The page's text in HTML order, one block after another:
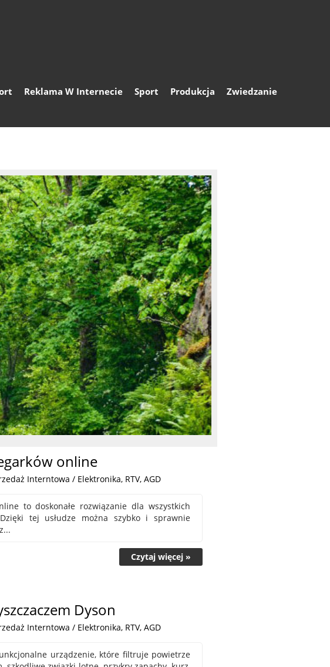
Reklama W Internecie Sport Produkcja
Zwiedzanie
online
Interntowa / Elektronika, RTV, AGD
to doskonałe rozwiązanie dla wszystkich
tej usłudze można szybko i sprawnie
Czytaj więcej »
Dyson
Interntowa / Elektronika, RTV, AGD
urządzenie, które filtruje powietrze